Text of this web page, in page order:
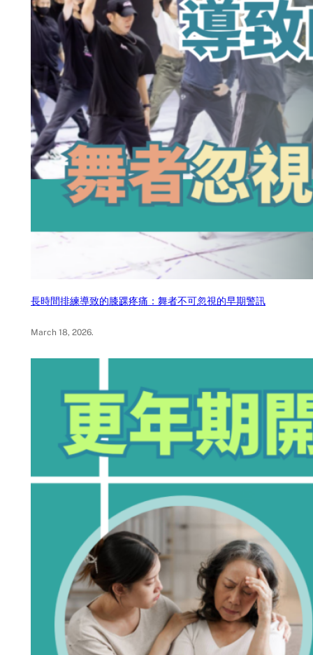
長時間排練導致的膝踝疼痛：舞者不可忽視的早期警訊
March 18, 2026.